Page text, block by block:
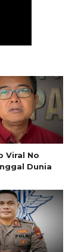
Viral No
Dunia